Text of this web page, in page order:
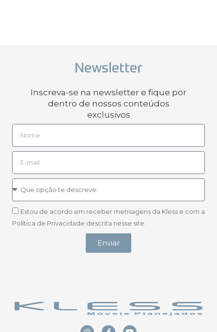
Newsletter
Inscreva-se na newsletter e fique por
dentro de nossos conteúdos
exclusivos
Estou de acordo em receber mensagens da Kless e com a
Política de Privacidade descrita nesse site.
Enviar